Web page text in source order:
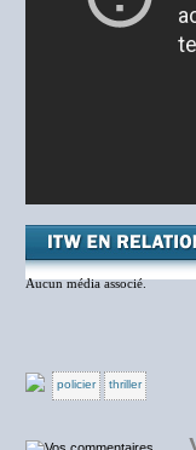
Aucun média associé.
policier thriller